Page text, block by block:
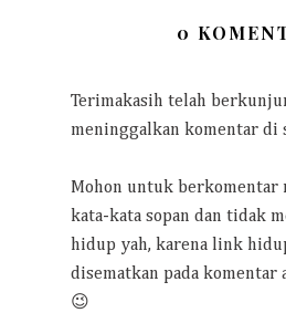
0
Terimakasih telah
meninggalkan komentar di
Mohon untuk berkomentar
kata-kata sopan dan tidak
hidup yah, karena link
disematkan pada komentar
😉